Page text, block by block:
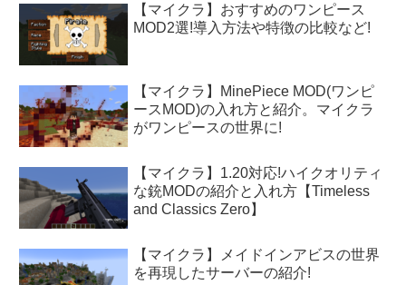
【マイクラ】おすすめのワンピース
MOD2選!導入方法や特徴の比較など!
【マイクラ】MinePiece MOD(ワンピ
ースMOD)の入れ方と紹介。マイクラ
がワンピースの世界に!
【マイクラ】1.20対応!ハイクオリティ
な銃MODの紹介と入れ方【Timeless
and Classics Zero】
【マイクラ】メイドインアビスの世界
を再現したサーバーの紹介!